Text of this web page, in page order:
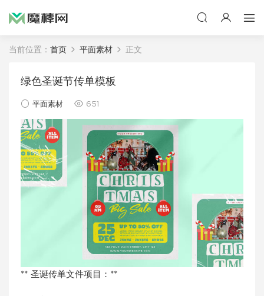
当前位置： 首页 平面素材 正文
绿色圣诞节传单模板
平面素材 651
** 圣诞传单文件项目：**